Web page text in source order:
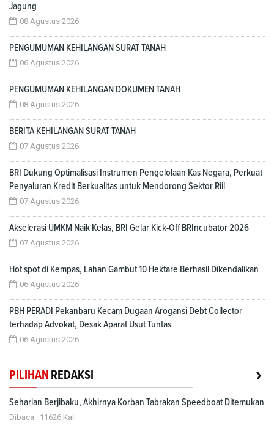
Jagung
08 Agustus 2026
PENGUMUMAN KEHILANGAN SURAT TANAH
06 Agustus 2026
PENGUMUMAN KEHILANGAN DOKUMEN TANAH
08 Agustus 2026
BERITA KEHILANGAN SURAT TANAH
07 Agustus 2026
BRI Dukung Optimalisasi Instrumen Pengelolaan Kas Negara, Perkuat
Penyaluran Kredit Berkualitas untuk Mendorong Sektor Riil
07 Agustus 2026
Akselerasi UMKM Naik Kelas, BRI Gelar Kick-Off BRIncubator 2026
07 Agustus 2026
Hot spot di Kempas, Lahan Gambut 10 Hektare Berhasil Dikendalikan
06 Agustus 2026
PBH PERADI Pekanbaru Kecam Dugaan Arogansi Debt Collector
terhadap Advokat, Desak Aparat Usut Tuntas
06 Agustus 2026
PILIHAN REDAKSI ›
Seharian Berjibaku, Akhirnya Korban Tabrakan Speedboat Ditemukan
Dibaca : 11626 Kali